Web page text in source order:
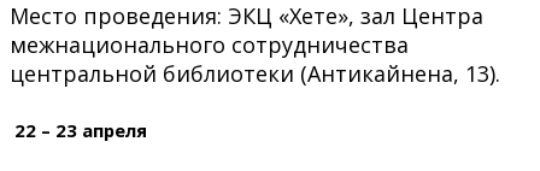
Место проведения: ЭКЦ «Хете», зал Центра
межнационального сотрудничества
центральной библиотеки (Антикайнена, 13).
22 – 23 апреля